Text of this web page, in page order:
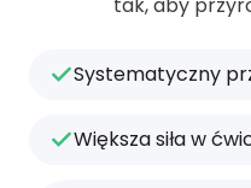
Systematyczny
Większa siła w